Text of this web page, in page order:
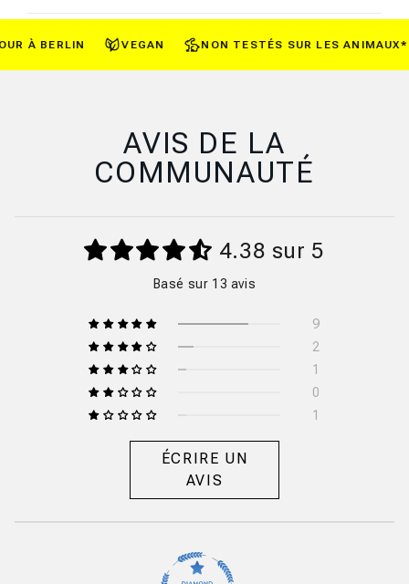
À BERLIN VEGAN NON TESTÉS SUR LES ANIMAUX*
AVIS DE LA
COMMUNAUTÉ
4.38 sur 5
Basé sur 13 avis
9
2
1
0
1
ÉCRIRE UN
AVIS